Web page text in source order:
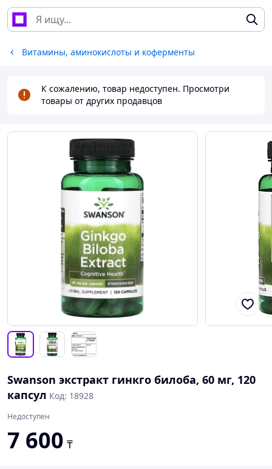
Витамины, аминокислоты и коферменты
К сожалению, товар недоступен. Просмотри
товары от других продавцов
Swanson экстракт гинкго билоба, 60 мг, 120
капсул Код: 18928
Недоступен
7 600 ₸